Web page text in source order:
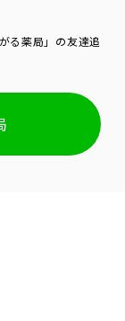
る薬局」の友達追